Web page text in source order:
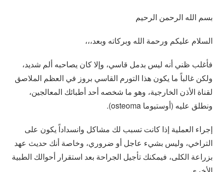
بسم الله الرحمن الرحيم
السلام عليكم ورحمة الله وبركاته وبعد،،،
فأغلب ظني أنه ليس بدمل قاسي، وإلا كان يصاحبه ألم شديد،
ولكن غالباً ما يكون هذا التورم القاسي بروز في العظم الملاصق
لقناة الأذن الخارجية، وهو ما شخصه أحد أطبائك المعالجين،
ونطلق عليه (أوستيوما osteoma).
إجراء العملية إذا كانت تسبب لك مشاكل وانسداداً يكون على
التراخي، وليس بشيء عاجل أو ضروري، وخاصة أنك حديث عهد
بزراعة الكلى، فيمكنك تأجيل الجراحة بعد استقرار أحوالك الطبية